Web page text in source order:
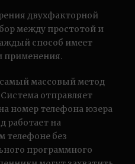
двухфакторной
между простотой и
способ имеет
применения.
массовый метод
отправляет
номер телефона юзера
работает на
телефоне без
программного